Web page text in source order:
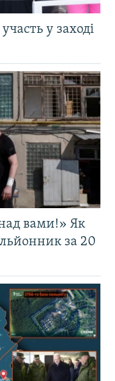
у заході
вами!» Як
за 20